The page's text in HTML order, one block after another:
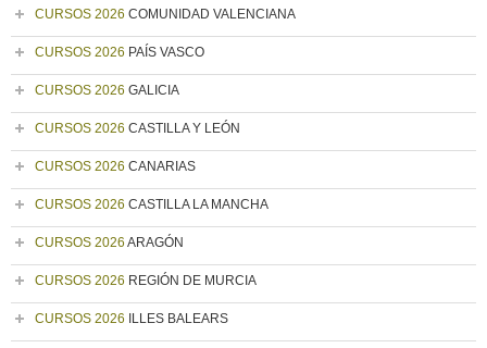
CURSOS 2026 COMUNIDAD VALENCIANA
CURSOS 2026 PAÍS VASCO
CURSOS 2026 GALICIA
CURSOS 2026 CASTILLA Y LEÓN
CURSOS 2026 CANARIAS
CURSOS 2026 CASTILLA LA MANCHA
CURSOS 2026 ARAGÓN
CURSOS 2026 REGIÓN DE MURCIA
CURSOS 2026 ILLES BALEARS